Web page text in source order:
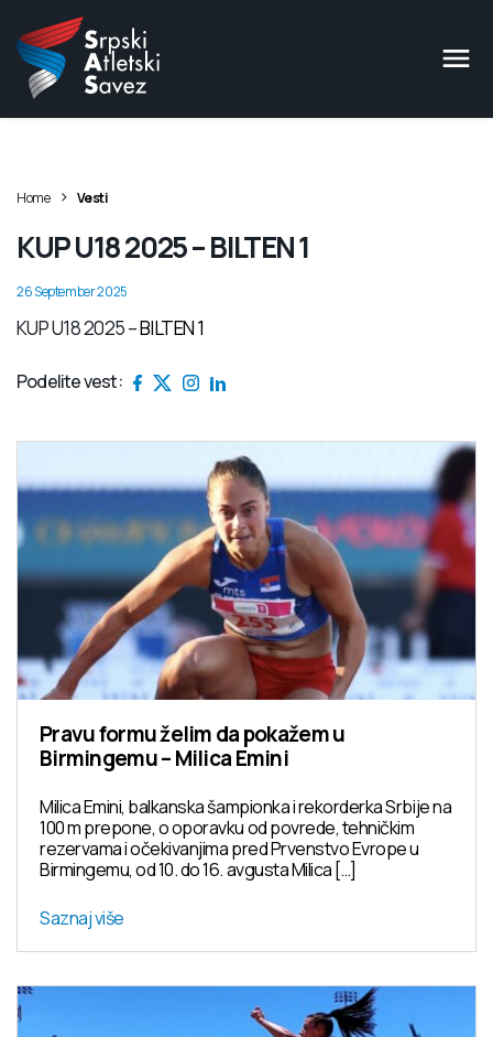
Home > Vesti
KUP U18 2025 – BILTEN 1
26 September 2025
KUP U18 2025 –BILTEN 1
Podelite vest:
Pravu formu želim da pokažem u
Birmingemu – Milica Emini
Milica Emini, balkanska šampionka i rekorderka Srbije na
100 m prepone, o oporavku od povrede, tehničkim
rezervama i očekivanjima pred Prvenstvo Evrope u
Birmingemu, od 10. do 16. avgusta Milica […]
Saznaj više